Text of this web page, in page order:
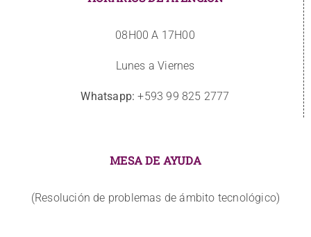
08H00 A 17H00
Lunes a Viernes
Whatsapp: +593 99 825 2777
MESA DE AYUDA
(Resolución de problemas de ámbito tecnológico)